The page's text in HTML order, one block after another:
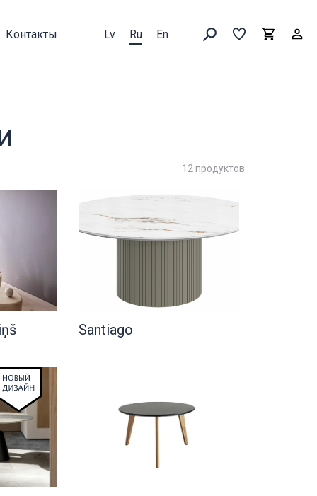
Контакты Lv Ru En Искать товары
Выборка
12 продуктов
Santiago